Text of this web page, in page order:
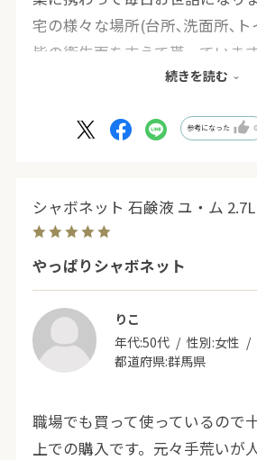
宅の様々な場所(台所､洗面所､
皆の衛生面を支えて貰っていま
気に入っております♪以前は薬
び購入出来て安心しております
続きを読む
参考になった 0
シャボネット 石鹸液 ユ・ム 2.7L
やっぱりシャボネット
りこ
年代:50代 性別:女性
都道府県:群馬県
職場でも買って使っているので
上での購入です。元々手荒いが